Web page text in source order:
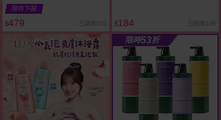
限時下殺
$479 已銷售503 $184 已銷售198
限時53折